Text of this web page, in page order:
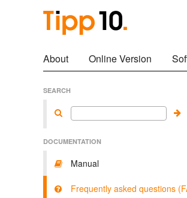
About Online Version
SEARCH
DOCUMENTATION
Manual
Frequently asked questions